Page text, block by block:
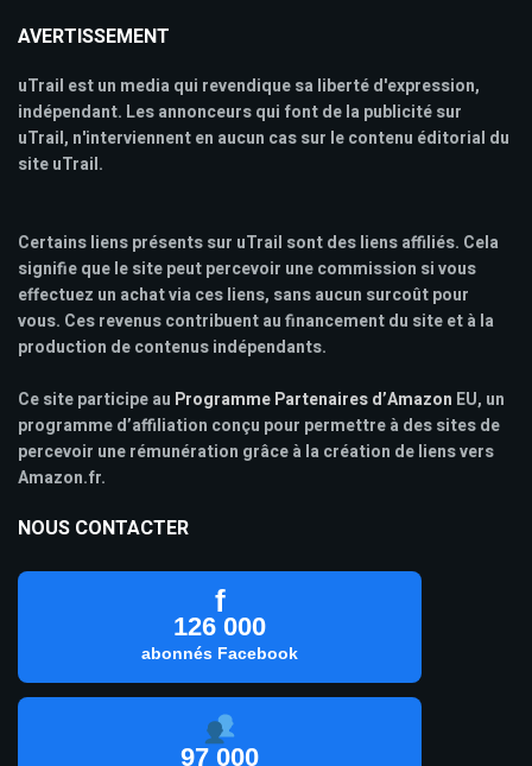
AVERTISSEMENT
uTrail est un media qui revendique sa liberté d'expression,
indépendant. Les annonceurs qui font de la publicité sur
uTrail, n'interviennent en aucun cas sur le contenu éditorial du
site uTrail.
Certains liens présents sur uTrail sont des liens affiliés. Cela
signifie que le site peut percevoir une commission si vous
effectuez un achat via ces liens, sans aucun surcoût pour
vous. Ces revenus contribuent au financement du site et à la
production de contenus indépendants.
Ce site participe au Programme Partenaires d’Amazon EU, un
programme d’affiliation conçu pour permettre à des sites de
percevoir une rémunération grâce à la création de liens vers
Amazon.fr.
NOUS CONTACTER
f
126 000
abonnés Facebook
97 000